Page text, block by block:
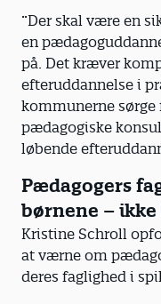
”Der skal være en
en
på. Det kræver
efteruddannelse i
kommunerne sørge
pædagogiske
løbende
Pædagogers
børnene –
Kristine Schroll
at værne om
deres faglighed i